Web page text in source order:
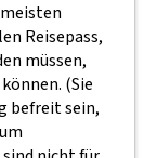
Reisepass,
müssen,
(Sie
befreit sein,